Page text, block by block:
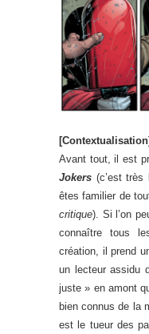
[Contextualisation]
Avant tout, il est
Jokers (c’est
êtes familier de
critique). Si l’on
connaître tous
création, il prend
un lecteur assidu
juste » en amont
bien connus de la
est le tueur des